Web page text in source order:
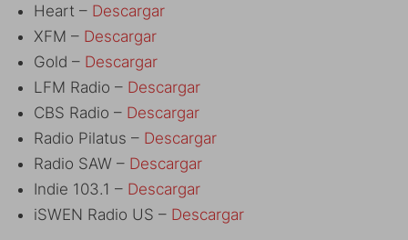
Heart – Descargar
XFM – Descargar
Gold – Descargar
LFM Radio – Descargar
CBS Radio – Descargar
Radio Pilatus – Descargar
Radio SAW – Descargar
Indie 103.1 – Descargar
iSWEN Radio US – Descargar